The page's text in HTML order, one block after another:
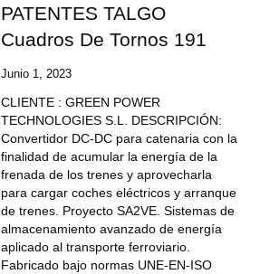
PATENTES TALGO
Cuadros De Tornos 191
Junio 1, 2023
CLIENTE : GREEN POWER
TECHNOLOGIES S.L. DESCRIPCIÓN:
Convertidor DC-DC para catenaria con la
finalidad de acumular la energía de la
frenada de los trenes y aprovecharla
para cargar coches eléctricos y arranque
de trenes. Proyecto SA2VE. Sistemas de
almacenamiento avanzado de energía
aplicado al transporte ferroviario.
Fabricado bajo normas UNE-EN-ISO